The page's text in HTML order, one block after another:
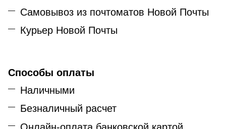
Самовывоз из почтоматов Новой Почты
Курьер Новой Почты
Способы оплаты
Наличными
Безналичный расчет